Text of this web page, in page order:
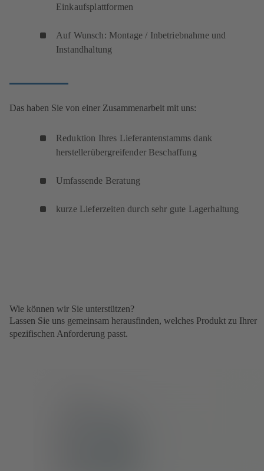
Einkaufsplattformen
Auf Wunsch: Montage / Inbetriebnahme und
Instandhaltung
Das haben Sie von einer Zusammenarbeit mit uns:
Reduktion Ihres Lieferantenstamms dank
herstellerübergreifender Beschaffung
Umfassende Beratung
kurze Lieferzeiten durch sehr gute Lagerhaltung
Wie können wir Sie unterstützen?
Lassen Sie uns gemeinsam herausfinden, welches Produkt zu Ihrer
spezifischen Anforderung passt.